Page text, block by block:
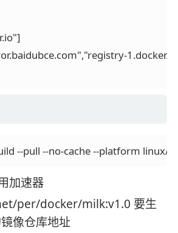
--pull --no-cache --platform
加速器
per/docker/milk:v1.0 要生
像仓库地址